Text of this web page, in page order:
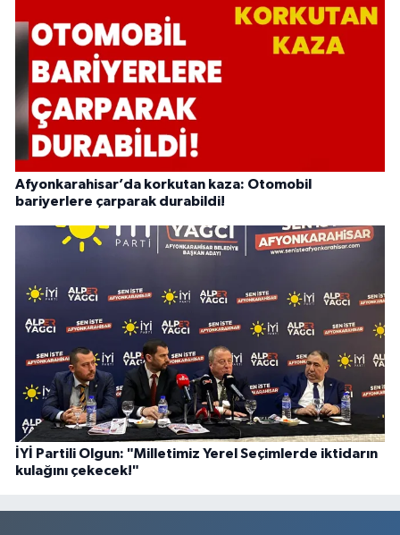
Afyonkarahisar’da korkutan kaza: Otomobil
bariyerlere çarparak durabildi!
İYİ Partili Olgun: "Milletimiz Yerel Seçimlerde iktidarın
kulağını çekecek!"